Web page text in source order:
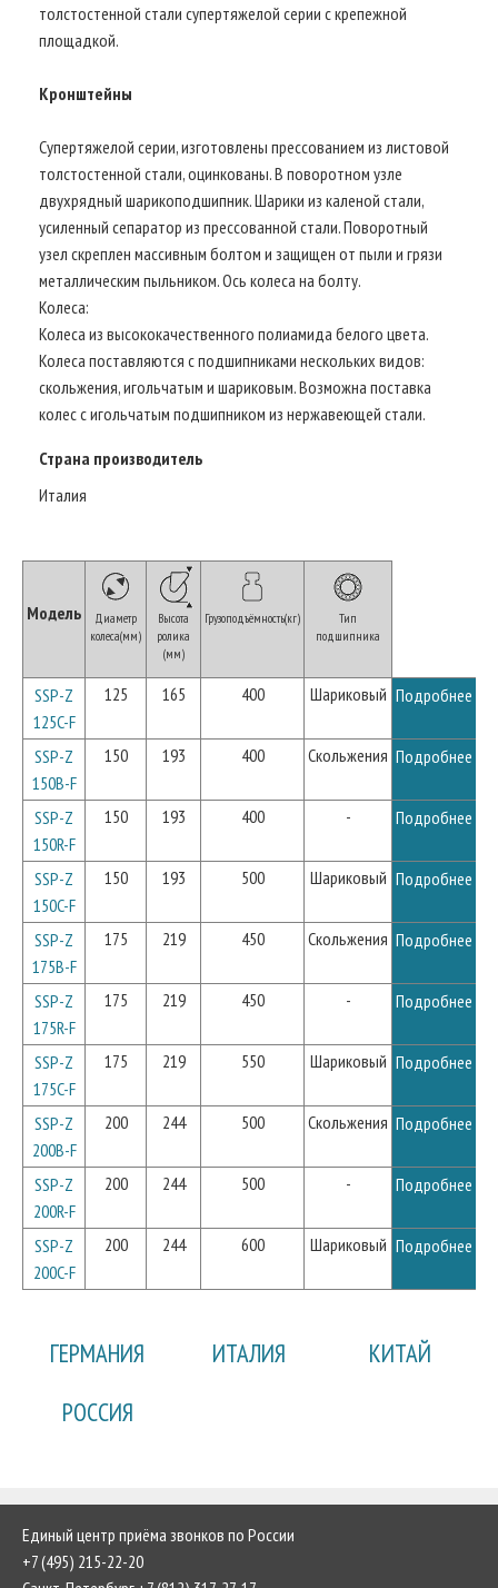
толстостенной стали супертяжелой серии с крепежной
площадкой.
Кронштейны
Супертяжелой серии, изготовлены прессованием из листовой
толстостенной стали, оцинкованы. В поворотном узле
двухрядный шарикоподшипник. Шарики из каленой стали,
усиленный сепаратор из прессованной стали. Поворотный
узел скреплен массивным болтом и защищен от пыли и грязи
металлическим пыльником. Ось колеса на болту.
Колеса:
Колеса из высококачественного полиамида белого цвета.
Колеса поставляются с подшипниками нескольких видов:
скольжения, игольчатым и шариковым. Возможна поставка
колес с игольчатым подшипником из нержавеющей стали.
Страна производитель
Италия
Модель
Диаметр
колеса(мм)
Высота
ролика
(мм)
Грузоподъёмность(кг)
Тип
подшипника
SSP-Z
125C-F
125 165 400 Шариковый Подробнее
SSP-Z
150B-F
150 193 400 Скольжения Подробнее
SSP-Z
150R-F
150 193 400 - Подробнее
SSP-Z
150C-F
150 193 500 Шариковый Подробнее
SSP-Z
175B-F
175 219 450 Скольжения Подробнее
SSP-Z
175R-F
175 219 450 - Подробнее
SSP-Z
175C-F
175 219 550 Шариковый Подробнее
SSP-Z
200B-F
200 244 500 Скольжения Подробнее
SSP-Z
200R-F
200 244 500 - Подробнее
SSP-Z
200C-F
200 244 600 Шариковый Подробнее
ГЕРМАНИЯ ИТАЛИЯ
КИТАЙ
РОССИЯ
Единый центр приёма звонков по России
+7 (495) 215-22-20